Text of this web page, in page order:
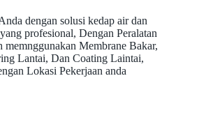
dengan solusi kedap air dan
profesional, Dengan Peralatan
memnggunakan Membrane Bakar,
Lantai, Dan Coating Laintai,
Lokasi Pekerjaan anda